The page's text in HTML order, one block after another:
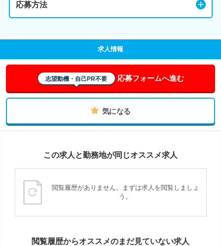
応募方法
求人情報
志望動機・自己PR不要 応募フォームへ進む
気になる
この求人と勤務地が同じオススメ求人
閲覧履歴がありません。まずは求人を閲覧しましょ
う。
閲覧履歴からオススメのまだ見ていない求人